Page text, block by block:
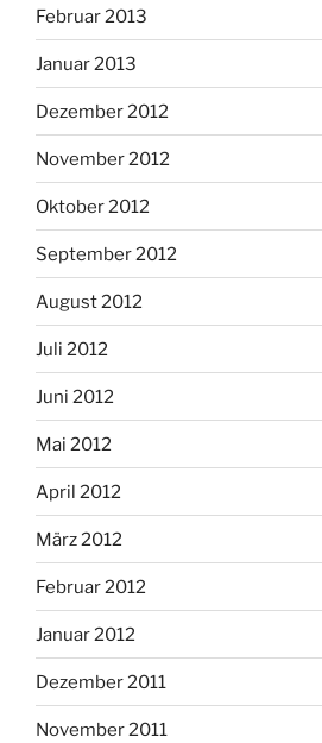
Februar 2013
Januar 2013
Dezember 2012
November 2012
Oktober 2012
September 2012
August 2012
Juli 2012
Juni 2012
Mai 2012
April 2012
März 2012
Februar 2012
Januar 2012
Dezember 2011
November 2011